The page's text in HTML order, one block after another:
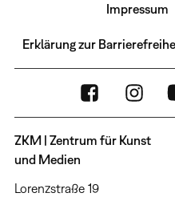
Impressum
Erklärung zur
ZKM | Zentrum für Kunst
und Medien
Lorenzstraße 19